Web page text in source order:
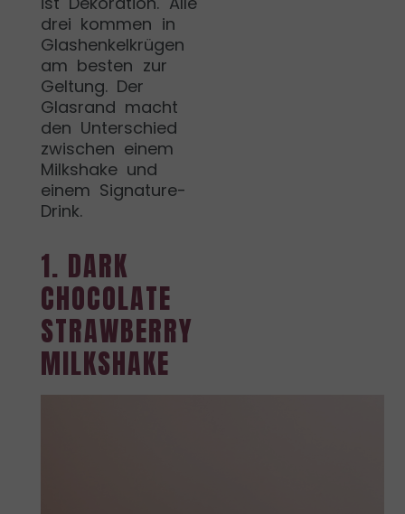
drei kommen in
Glashenkelkrügen
am besten zur
Geltung. Der
Glasrand macht
den Unterschied
zwischen einem
Milkshake und
einem Signature-
Drink.
1. DARK
CHOCOLATE
STRAWBERRY
MILKSHAKE